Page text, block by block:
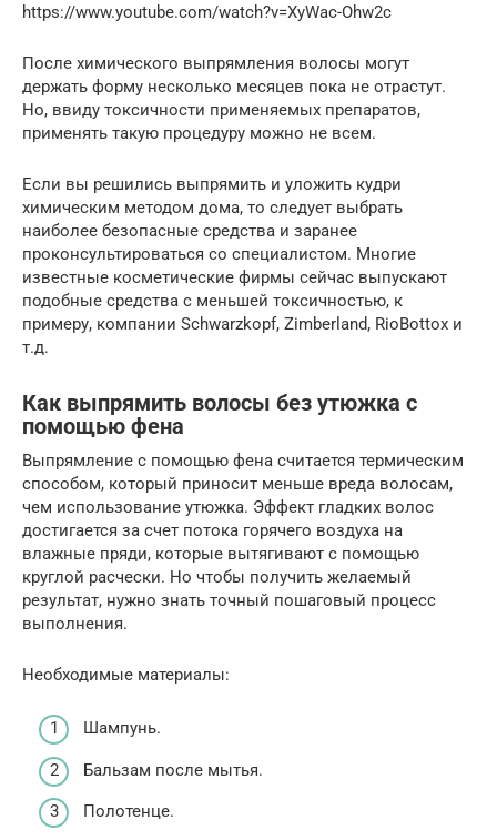
https://www.youtube.com/watch?v=XyWac-Ohw2c
После химического выпрямления волосы могут
держать форму несколько месяцев пока не отрастут.
Но, ввиду токсичности применяемых препаратов,
применять такую процедуру можно не всем.
Если вы решились выпрямить и уложить кудри
химическим методом дома, то следует выбрать
наиболее безопасные средства и заранее
проконсультироваться со специалистом. Многие
известные косметические фирмы сейчас выпускают
подобные средства с меньшей токсичностью, к
примеру, компании Schwarzkopf, Zimberland, RioBottox и
т.д.
Как выпрямить волосы без утюжка с
помощью фена
Выпрямление с помощью фена считается термическим
способом, который приносит меньше вреда волосам,
чем использование утюжка. Эффект гладких волос
достигается за счет потока горячего воздуха на
влажные пряди, которые вытягивают с помощью
круглой расчески. Но чтобы получить желаемый
результат, нужно знать точный пошаговый процесс
выполнения.
Необходимые материалы:
Шампунь.
Бальзам после мытья.
Полотенце.